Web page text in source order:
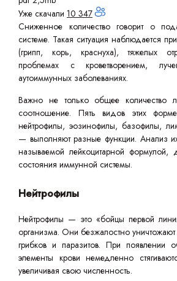
Уже скачали 10 347
Сниженное количество говорит о
системе. Такая ситуация наблюдается
(грипп, корь, краснуха), тяжелых
проблемах с кроветворением,
аутоиммунных заболеваниях.
Важно не только общее количество
соотношение. Пять видов этих
нейтрофилы, эозинофилы, базофилы,
— выполняют разные функции. Анализ
называемой лейкоцитарной формулой,
состояния иммунной системы.
Нейтрофилы
Нейтрофилы — это «бойцы первой
организма. Они безжалостно уничтожают
грибков и паразитов. При появлении
элементы крови немедленно
увеличивая свою численность.